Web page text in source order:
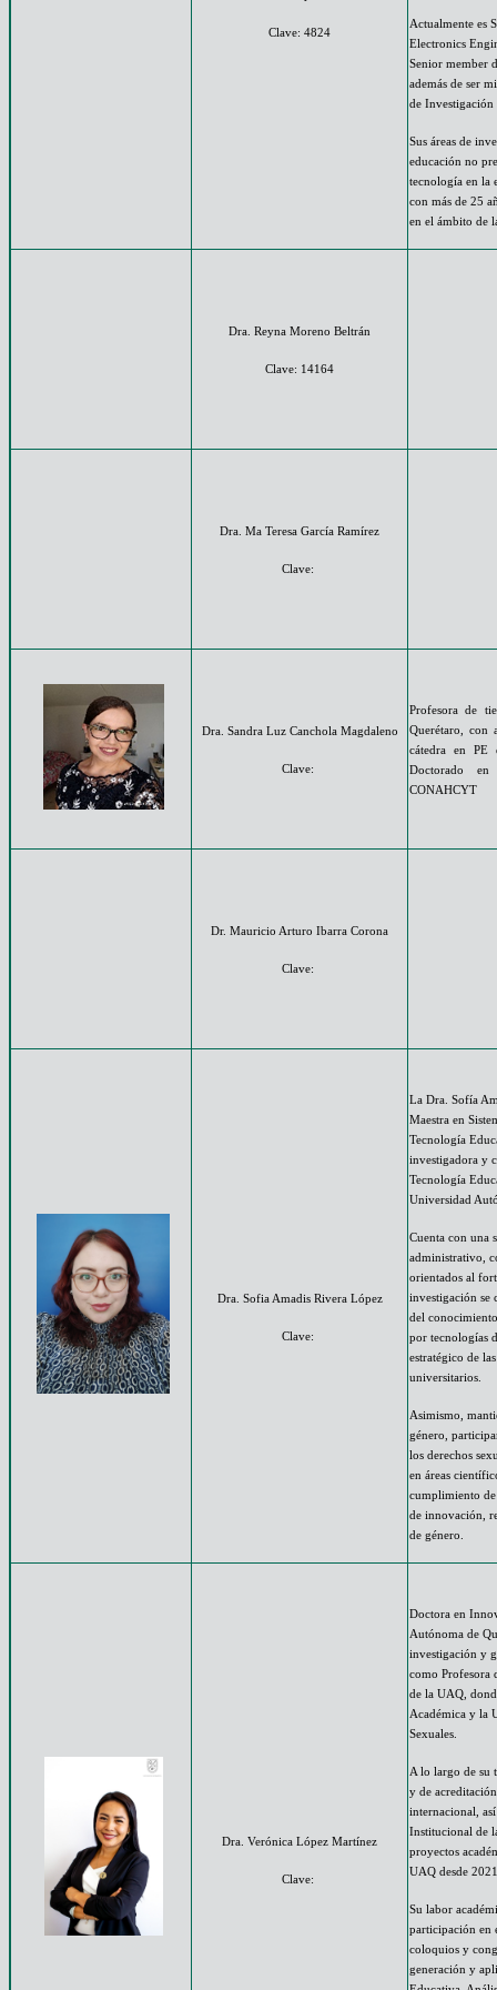
Clave: 4824
Actualmente es
Electronics
Senior member
además de ser
de Investigación
Sus áreas de
educación no
tecnología en la
con más de 25
en el ámbito de
Dra. Reyna Moreno Beltrán
Clave: 14164
Dra. Ma Teresa García Ramírez
Clave:
Dra. Sandra Luz Canchola Magdaleno
Clave:
Profesora de
Querétaro, con
cátedra en PE
Doctorado
CONAHCYT
Dr. Mauricio Arturo Ibarra Corona
Clave:
Dra. Sofia Amadis Rivera López
Clave:
La Dra. Sofía
Maestra en
Tecnología
investigadora y
Tecnología
Universidad
Cuenta con una
administrativo,
orientados al
investigación se
del
por tecnologías
estratégico de
universitarios.
Asimismo,
género,
los derechos
en áreas
cumplimiento de
de innovación,
de género.
Dra. Verónica López Martínez
Clave:
Doctora en
Autónoma de
investigación y
como Profesora
de la UAQ,
Académica y la
Sexuales.
A lo largo de su
y de
internacional,
Institucional de
proyectos
UAQ desde
Su labor
participación en
coloquios y
generación y